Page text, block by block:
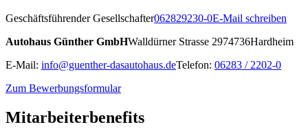
Geschäftsführender Gesellschafter062829230-0E-Mail schreiben
Autohaus Günther GmbHWalldürner Strasse 2974736Hardheim
E-Mail: info@guenther-dasautohaus.deTelefon: 06283 / 2202-0
Zum Bewerbungsformular
Mitarbeiterbenefits